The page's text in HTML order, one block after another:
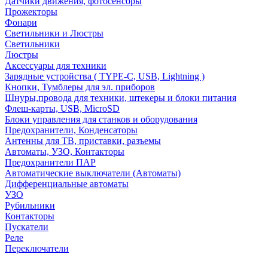
Прожекторы
Фонари
Светильники и Люстры
Светильники
Люстры
Аксессуары для техники
Зарядные устройства ( TYPE-C, USB, Lightning )
Кнопки, Тумблеры для эл. приборов
Шнуры,провода для техники, штекеры и блоки питания
Флеш-карты, USB, MicroSD
Блоки управления для станков и оборудования
Предохранители, Конденсаторы
Антенны для ТВ, приставки, разъемы
Автоматы, УЗО, Контакторы
Предохранители ПАР
Автоматические выключатели (Автоматы)
Дифференциальные автоматы
УЗО
Рубильники
Контакторы
Пускатели
Реле
Переключатели